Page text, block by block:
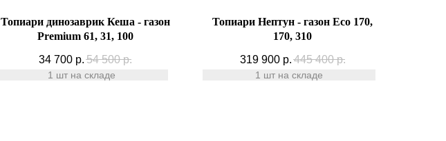
Топиари динозаврик Кеша - газон
Premium 61, 31, 100
34 700 р. 54 500 р.
Топиари Нептун - газон Eco 170,
170, 310
319 900 р. 445 400 р.